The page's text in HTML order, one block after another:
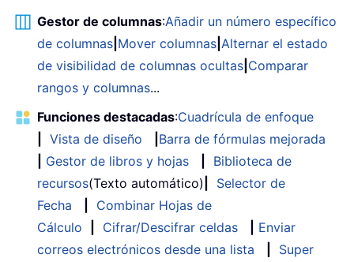
Gestor de columnas:Añadir un número específico
de columnas Mover columnas Alternar el estado
de visibilidad de columnas ocultas Comparar
rangos y columnas...
Funciones destacadas:Cuadrícula de enfoque
Vista de diseño
Barra de fórmulas mejorada
Gestor de libros y hojas
Biblioteca de
recursos(Texto automático)
Selector de
Fecha
Combinar Hojas de
Cálculo
Cifrar/Descifrar celdas
Enviar
correos electrónicos desde una lista
Super